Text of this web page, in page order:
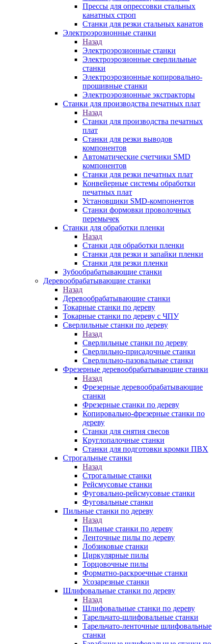
Прессы для опрессовки стальных
канатных строп
Станки для резки стальных канатов
Электроэрозионные станки
Назад
Электроэрозионные станки
Электроэрозионные сверлильные
станки
Электроэрозионные копировально-
прошивные станки
Электроэрозионные экстракторы
Станки для производства печатных плат
Назад
Станки для производства печатных
плат
Станки для резки выводов
компонентов
Автоматические счетчики SMD
компонентов
Станки для резки печатных плат
Конвейерные системы обработки
печатных плат
Установщики SMD-компонентов
Станки формовки проволочных
перемычек
Станки для обработки пленки
Назад
Станки для обработки пленки
Станки для резки и запайки пленки
Станки для резки пленки
Зубообрабатывающие станки
Деревообрабатывающие станки
Назад
Деревообрабатывающие станки
Токарные станки по дереву
Токарные станки по дереву с ЧПУ
Сверлильные станки по дереву
Назад
Сверлильные станки по дереву
Сверлильно-присадочные станки
Сверлильно-пазовальные станки
Фрезерные деревообрабатывающие станки
Назад
Фрезерные деревообрабатывающие
станки
Фрезерные станки по дереву
Копировально-фрезерные станки по
дереву
Станки для снятия свесов
Круглопалочные станки
Станки для подготовки кромки ПВХ
Строгальные станки
Назад
Строгальные станки
Рейсмусовые станки
Фуговально-рейсмусовые станки
Фуговальные станки
Пильные станки по дереву
Назад
Пильные станки по дереву
Ленточные пилы по дереву
Лобзиковые станки
Циркулярные пилы
Торцовочные пилы
Форматно-раскроечные станки
Усозарезные станки
Шлифовальные станки по дереву
Назад
Шлифовальные станки по дереву
Тарельчато-шлифовальные станки
Тарельчато-ленточные шлифовальные
станки